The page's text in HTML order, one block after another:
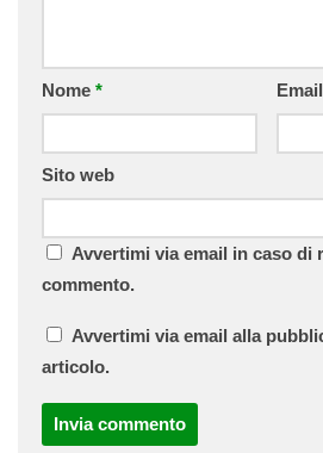
Nome * Email
Sito web
Avvertimi via email in caso di
commento.
Avvertimi via email alla
articolo.